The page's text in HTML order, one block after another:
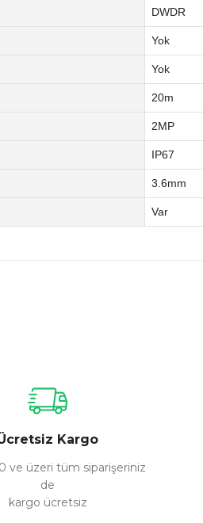
DWDR
Yok
Yok
20m
2MP
IP67
3.6mm
Var
Kargo
ve üzeri tüm siparişeriniz
de
kargo ücretsiz